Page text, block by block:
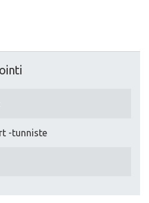
-tunniste